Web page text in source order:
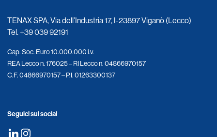
TENAX SPA, Via dell’Industria 17, I-23897 Viganò (Lecco)
Tel.+39 039 92191
Cap. Soc. Euro 10.000.000 i.v.
REA Lecco n. 176025 – RI Lecco n. 04866970157
C.F. 04866970157 – P.I. 01263300137
Seguici sui social